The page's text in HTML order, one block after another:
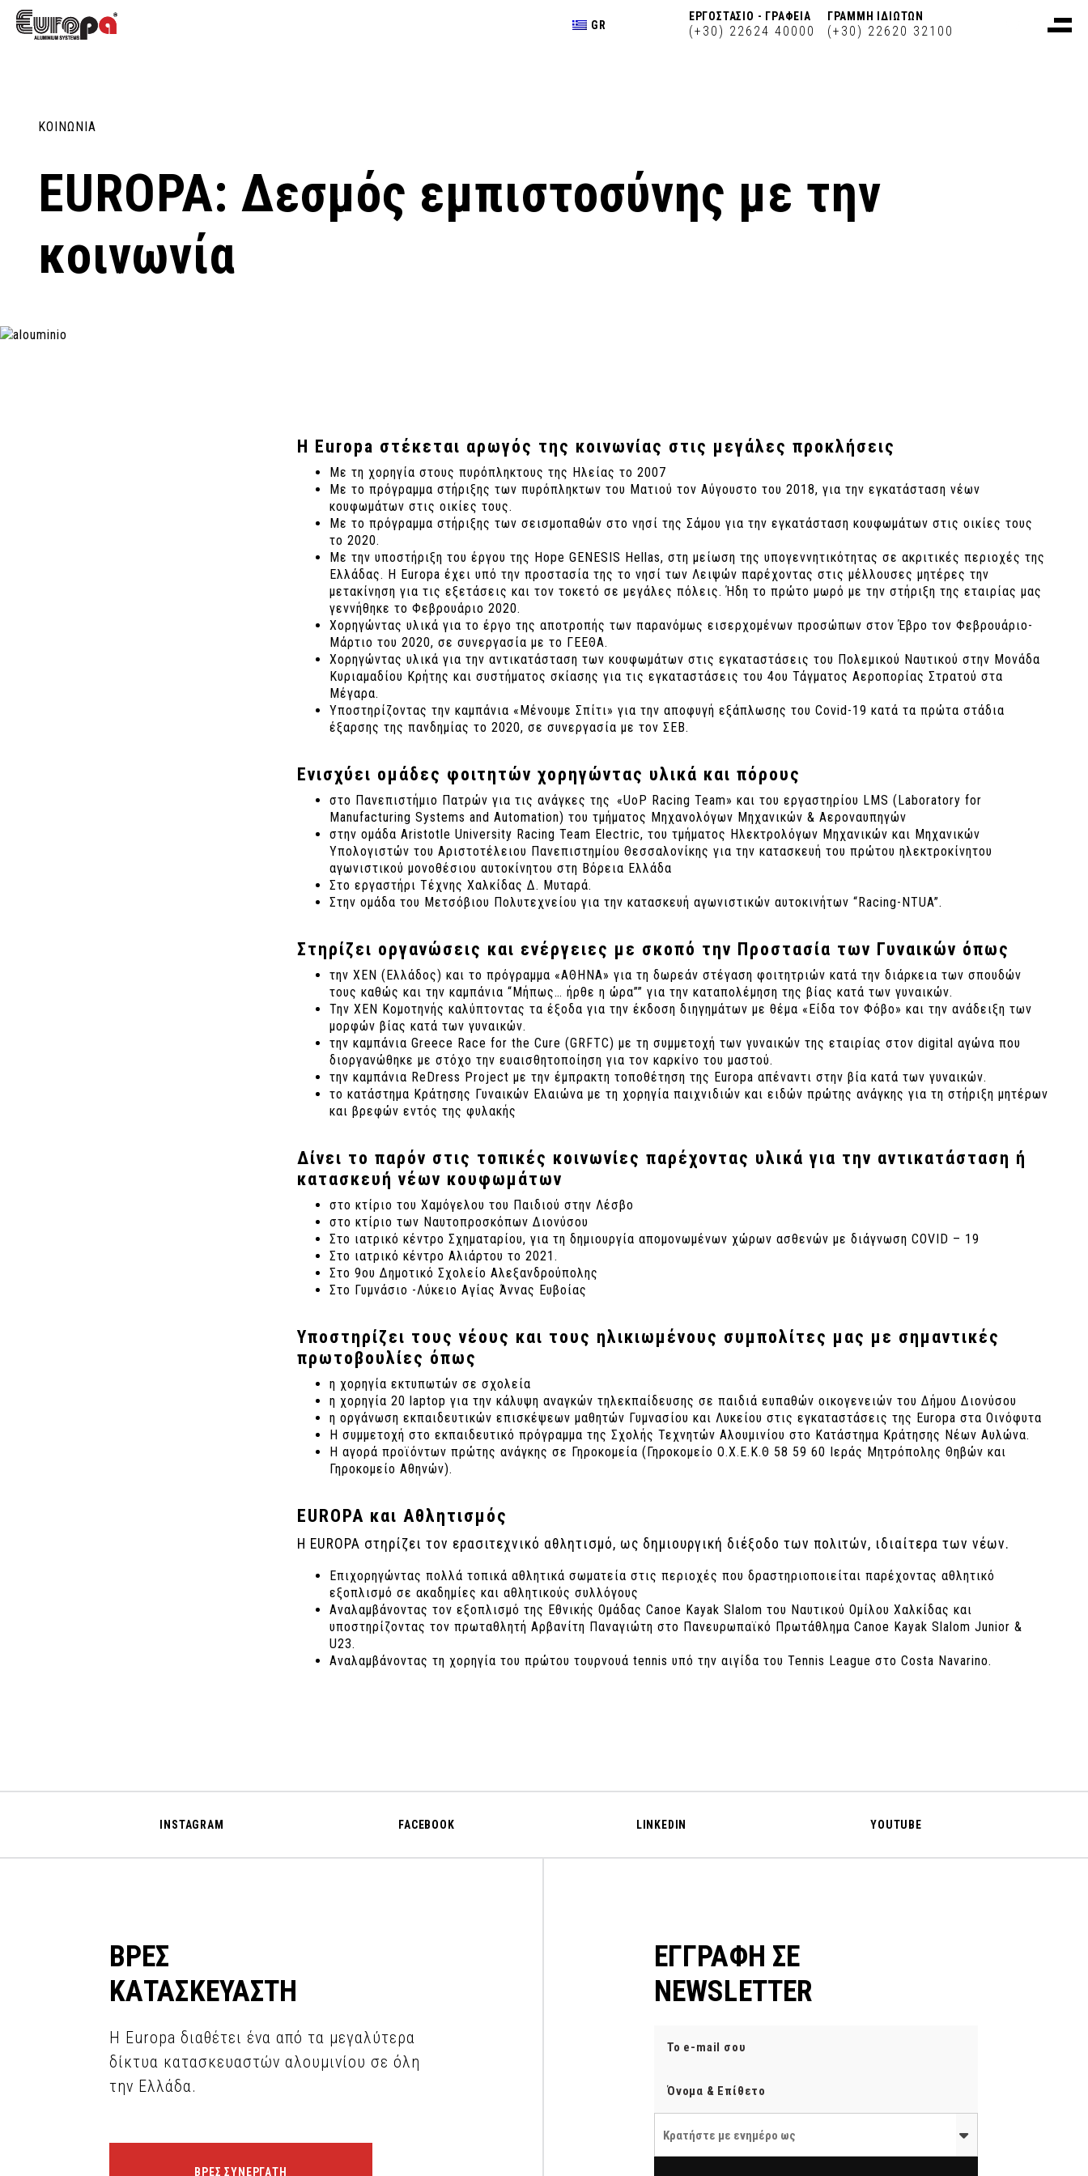
GR
ΕΡΓΟΣΤΑΣΙΟ - ΓΡΑΦΕΙΑ
(+30) 22624 40000
ΓΡΑΜΜΗ ΙΔΙΩΤΩΝ
(+30) 22620 32100
ΚΟΙΝΩΝΙΑ
EUROPA: Δεσμός εμπιστοσύνης με την
κοινωνία
Η Europa στέκεται αρωγός της κοινωνίας στις μεγάλες προκλήσεις
Με τη χορηγία στους πυρόπληκτους της Ηλείας το 2007
Με το πρόγραμμα στήριξης των πυρόπληκτων του Ματιού τον Αύγουστο του 2018, για την εγκατάσταση νέων
κουφωμάτων στις οικίες τους.
Με το πρόγραμμα στήριξης των σεισμοπαθών στο νησί της Σάμου για την εγκατάσταση κουφωμάτων στις οικίες τους
το 2020.
Με την υποστήριξη του έργου της Hope GENESIS Hellas, στη μείωση της υπογεννητικότητας σε ακριτικές περιοχές της
Ελλάδας. Η Europa έχει υπό την προστασία της το νησί των Λειψών παρέχοντας στις μέλλουσες μητέρες την
μετακίνηση για τις εξετάσεις και τον τοκετό σε μεγάλες πόλεις. Ήδη το πρώτο μωρό με την στήριξη της εταιρίας μας
γεννήθηκε το Φεβρουάριο 2020.
Χορηγώντας υλικά για το έργο της αποτροπής των παρανόμως εισερχομένων προσώπων στον Έβρο τον Φεβρουάριο-
Μάρτιο του 2020, σε συνεργασία με το ΓΕΕΘΑ.
Χορηγώντας υλικά για την αντικατάσταση των κουφωμάτων στις εγκαταστάσεις του Πολεμικού Ναυτικού στην Μονάδα
Κυριαμαδίου Κρήτης και συστήματος σκίασης για τις εγκαταστάσεις του 4ου Τάγματος Αεροπορίας Στρατού στα
Μέγαρα.
Υποστηρίζοντας την καμπάνια «Μένουμε Σπίτι» για την αποφυγή εξάπλωσης του Covid-19 κατά τα πρώτα στάδια
έξαρσης της πανδημίας το 2020, σε συνεργασία με τον ΣΕΒ.
Ενισχύει ομάδες φοιτητών χορηγώντας υλικά και πόρους
στο Πανεπιστήμιο Πατρών για τις ανάγκες της «UoP Racing Team» και του εργαστηρίου LMS (Laboratory for
Manufacturing Systems and Automation) του τμήματος Μηχανολόγων Μηχανικών & Αεροναυπηγών
στην ομάδα Aristotle University Racing Team Electric, του τμήματος Ηλεκτρολόγων Μηχανικών και Μηχανικών
Υπολογιστών του Αριστοτέλειου Πανεπιστημίου Θεσσαλονίκης για την κατασκευή του πρώτου ηλεκτροκίνητου
αγωνιστικού μονοθέσιου αυτοκίνητου στη Βόρεια Ελλάδα
Στο εργαστήρι Τέχνης Χαλκίδας Δ. Μυταρά.
Στην ομάδα του Μετσόβιου Πολυτεχνείου για την κατασκευή αγωνιστικών αυτοκινήτων “Racing-NTUA”.
Στηρίζει οργανώσεις και ενέργειες με σκοπό την Προστασία των Γυναικών όπως
την ΧΕΝ (Ελλάδος) και το πρόγραμμα «ΑΘΗΝΑ» για τη δωρεάν στέγαση φοιτητριών κατά την διάρκεια των σπουδών
τους καθώς και την καμπάνια “Μήπως… ήρθε η ώρα”” για την καταπολέμηση της βίας κατά των γυναικών.
Την ΧΕΝ Κομοτηνής καλύπτοντας τα έξοδα για την έκδοση διηγημάτων με θέμα «Είδα τον Φόβο» και την ανάδειξη των
μορφών βίας κατά των γυναικών.
την καμπάνια Greece Race for the Cure (GRFTC) με τη συμμετοχή των γυναικών της εταιρίας στον digital αγώνα που
διοργανώθηκε με στόχο την ευαισθητοποίηση για τον καρκίνο του μαστού.
την καμπάνια ReDress Project με την έμπρακτη τοποθέτηση της Europa απέναντι στην βία κατά των γυναικών.
το κατάστημα Κράτησης Γυναικών Ελαιώνα με τη χορηγία παιχνιδιών και ειδών πρώτης ανάγκης για τη στήριξη μητέρων
και βρεφών εντός της φυλακής
Δίνει το παρόν στις τοπικές κοινωνίες παρέχοντας υλικά για την αντικατάσταση ή
κατασκευή νέων κουφωμάτων
στο κτίριο του Χαμόγελου του Παιδιού στην Λέσβο
στο κτίριο των Ναυτοπροσκόπων Διονύσου
Στο ιατρικό κέντρο Σχηματαρίου, για τη δημιουργία απομονωμένων χώρων ασθενών με διάγνωση COVID – 19
Στο ιατρικό κέντρο Αλιάρτου το 2021.
Στο 9ου Δημοτικό Σχολείο Αλεξανδρούπολης
Στο Γυμνάσιο -Λύκειο Αγίας Άννας Ευβοίας
Υποστηρίζει τους νέους και τους ηλικιωμένους συμπολίτες μας με σημαντικές
πρωτοβουλίες όπως
η χορηγία εκτυπωτών σε σχολεία
η χορηγία 20 laptop για την κάλυψη αναγκών τηλεκπαίδευσης σε παιδιά ευπαθών οικογενειών του Δήμου Διονύσου
η οργάνωση εκπαιδευτικών επισκέψεων μαθητών Γυμνασίου και Λυκείου στις εγκαταστάσεις της Europa στα Οινόφυτα
Η συμμετοχή στο εκπαιδευτικό πρόγραμμα της Σχολής Τεχνητών Αλουμινίου στο Κατάστημα Κράτησης Νέων Αυλώνα.
Η αγορά προϊόντων πρώτης ανάγκης σε Γηροκομεία (Γηροκομείο Ο.Χ.Ε.Κ.Θ 58 59 60 Ιεράς Μητρόπολης Θηβών και
Γηροκομείο Αθηνών).
EUROPA και Αθλητισμός
Η EUROPA στηρίζει τον ερασιτεχνικό αθλητισμό, ως δημιουργική διέξοδο των πολιτών, ιδιαίτερα των νέων.
Επιχορηγώντας πολλά τοπικά αθλητικά σωματεία στις περιοχές που δραστηριοποιείται παρέχοντας αθλητικό
εξοπλισμό σε ακαδημίες και αθλητικούς συλλόγους
Αναλαμβάνοντας τον εξοπλισμό της Εθνικής Ομάδας Canoe Kayak Slalom του Ναυτικού Ομίλου Χαλκίδας και
υποστηρίζοντας τον πρωταθλητή Αρβανίτη Παναγιώτη στο Πανευρωπαϊκό Πρωτάθλημα Canoe Kayak Slalom Junior &
U23.
Αναλαμβάνοντας τη χορηγία του πρώτου τουρνουά tennis υπό την αιγίδα του Tennis League στο Costa Navarino.
INSTAGRAM FACEBOOK LINKEDIN YOUTUBE
ΒΡΕΣ
ΚΑΤΑΣΚΕΥΑΣΤΗ
Η Europa διαθέτει ένα από τα μεγαλύτερα
δίκτυα κατασκευαστών αλουμινίου σε όλη
την Ελλάδα.
ΒΡΕΣ ΣΥΝΕΡΓΑΤΗ
ΕΓΓΡΑΦΗ ΣΕ
NEWSLETTER
Κρατήστε με ενημέρο ως